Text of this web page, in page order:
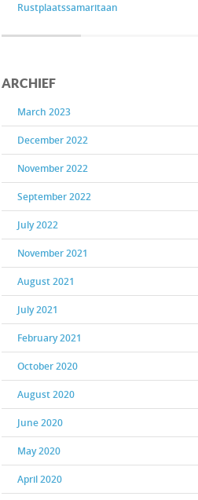
Rustplaatssamaritaan
ARCHIEF
March 2023
December 2022
November 2022
September 2022
July 2022
November 2021
August 2021
July 2021
February 2021
October 2020
August 2020
June 2020
May 2020
April 2020